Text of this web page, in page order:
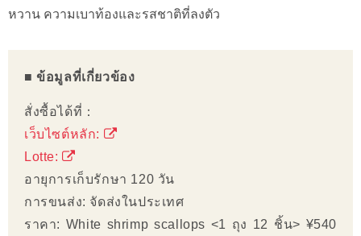
หวาน ความเบาท้องและรสชาติที่ลงตัว
■ ข้อมูลที่เกี่ยวข้อง
สั่งซื้อได้ที่：
เว็บไซต์หลัก:
Lotte:
อายุการเก็บรักษา 120 วัน
การขนส่ง: จัดส่งในประเทศ
ราคา: White shrimp scallops <1 ถุง 12 ชิ้น> ¥540